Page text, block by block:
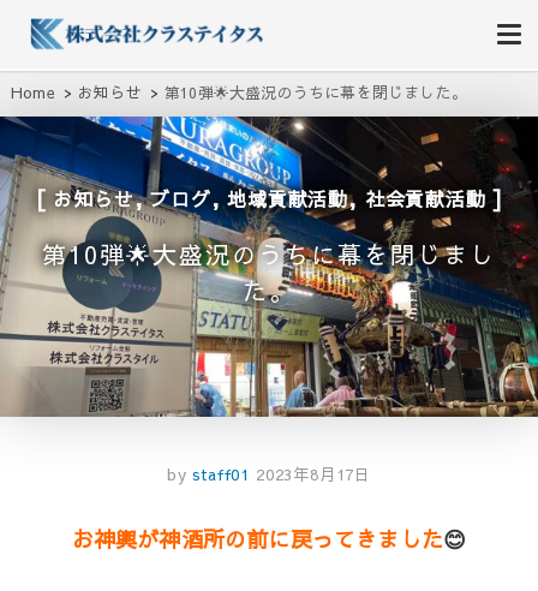
株式会社クラステイタス
地域のコミュニティーを大切にする企業
Home お知らせ 第10弾🌟大盛況のうちに幕を閉じました。
お知らせ,ブログ,地域貢献活動, 社会貢献活動
第10弾🌟大盛況のうちに幕を閉じまし
た。
by staff01 2023年8月17日
お神輿が神酒所の前に戻ってきました😊